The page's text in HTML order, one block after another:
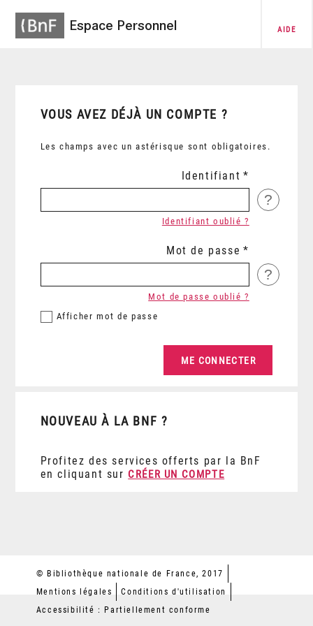
Espace Personnel AIDE
VOUS AVEZ DÉJÀ UN COMPTE ?
Les champs avec un astérisque sont obligatoires.
Identifiant
?
Identifiant oublié ?
Mot de passe
?
Afficher mot de passe
Mot de passe oublié ?
NOUVEAU À LA BNF ?
Profitez des services offerts par la BnF
en cliquant sur CRÉER UN COMPTE
© Bibliothèque nationale de France, 2017
Mentions légales
Conditions d'utilisation
Accessibilité : Partiellement conforme